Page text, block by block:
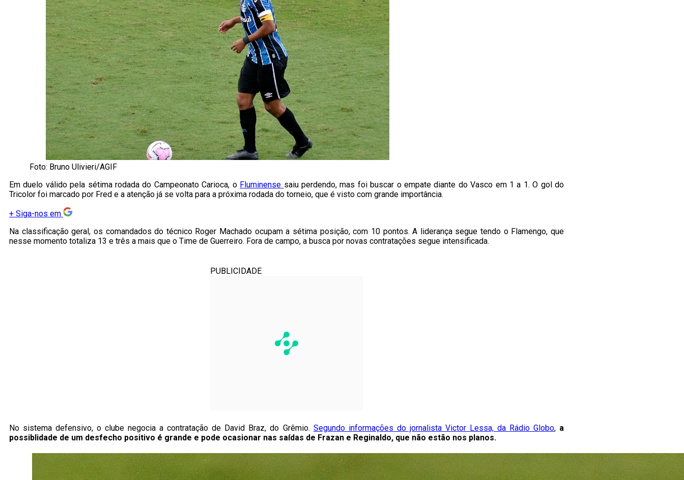
Foto: Bruno Ulivieri/AGIF
Em duelo válido pela sétima rodada do Campeonato Carioca, o Fluminense saiu perdendo, mas foi buscar o empate diante do Vasco em 1 a 1. O gol do
Tricolor foi marcado por Fred e a atenção já se volta para a próxima rodada do torneio, que é visto com grande importância.
+ Siga-nos em
Na classificação geral, os comandados do técnico Roger Machado ocupam a sétima posição, com 10 pontos. A liderança segue tendo o Flamengo, que
nesse momento totaliza 13 e três a mais que o Time de Guerreiro. Fora de campo, a busca por novas contratações segue intensificada.
PUBLICIDADE
No sistema defensivo, o clube negocia a contratação de David Braz, do Grêmio. Segundo informações do jornalista Victor Lessa, da Rádio Globo, a
possiblidade de um desfecho positivo é grande e pode ocasionar nas saídas de Frazan e Reginaldo, que não estão nos planos.